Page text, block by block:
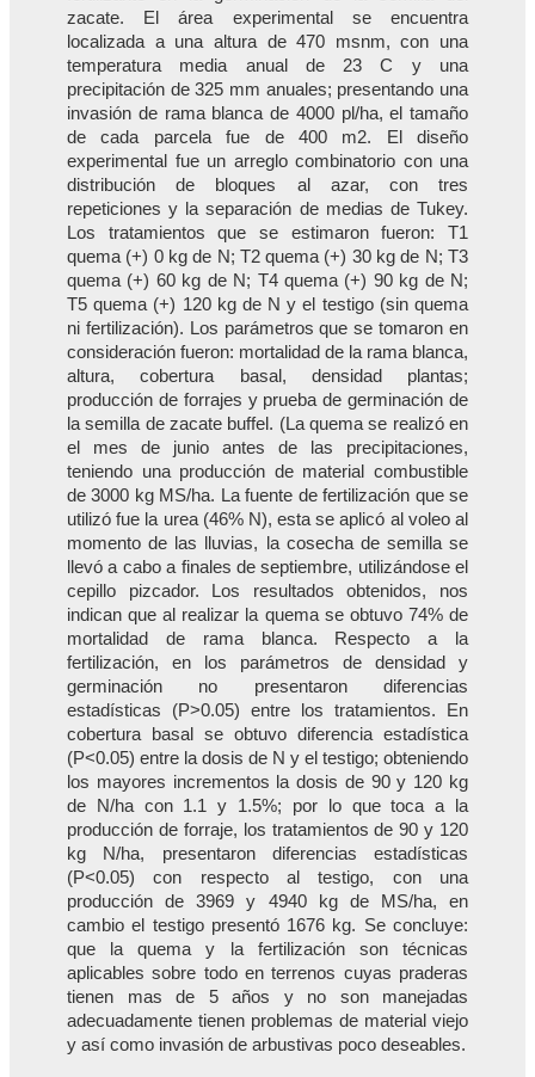
zacate. El área experimental se encuentra
localizada a una altura de 470 msnm, con una
temperatura media anual de 23 C y una
precipitación de 325 mm anuales; presentando una
invasión de rama blanca de 4000 pl/ha, el tamaño
de cada parcela fue de 400 m2. El diseño
experimental fue un arreglo combinatorio con una
distribución de bloques al azar, con tres
repeticiones y la separación de medias de Tukey.
Los tratamientos que se estimaron fueron: T1
quema (+) 0 kg de N; T2 quema (+) 30 kg de N; T3
quema (+) 60 kg de N; T4 quema (+) 90 kg de N;
T5 quema (+) 120 kg de N y el testigo (sin quema
ni fertilización). Los parámetros que se tomaron en
consideración fueron: mortalidad de la rama blanca,
altura, cobertura basal, densidad plantas;
producción de forrajes y prueba de germinación de
la semilla de zacate buffel. (La quema se realizó en
el mes de junio antes de las precipitaciones,
teniendo una producción de material combustible
de 3000 kg MS/ha. La fuente de fertilización que se
utilizó fue la urea (46% N), esta se aplicó al voleo al
momento de las lluvias, la cosecha de semilla se
llevó a cabo a finales de septiembre, utilizándose el
cepillo pizcador. Los resultados obtenidos, nos
indican que al realizar la quema se obtuvo 74% de
mortalidad de rama blanca. Respecto a la
fertilización, en los parámetros de densidad y
germinación no presentaron diferencias
estadísticas (P>0.05) entre los tratamientos. En
cobertura basal se obtuvo diferencia estadística
(P<0.05) entre la dosis de N y el testigo; obteniendo
los mayores incrementos la dosis de 90 y 120 kg
de N/ha con 1.1 y 1.5%; por lo que toca a la
producción de forraje, los tratamientos de 90 y 120
kg N/ha, presentaron diferencias estadísticas
(P<0.05) con respecto al testigo, con una
producción de 3969 y 4940 kg de MS/ha, en
cambio el testigo presentó 1676 kg. Se concluye:
que la quema y la fertilización son técnicas
aplicables sobre todo en terrenos cuyas praderas
tienen mas de 5 años y no son manejadas
adecuadamente tienen problemas de material viejo
y así como invasión de arbustivas poco deseables.